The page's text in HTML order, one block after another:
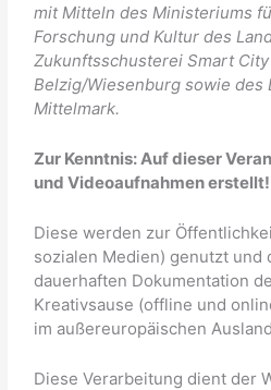
mit Mitteln des Ministeriums
Forschung und Kultur des
Zukunftsschusterei Smart
Belzig/Wiesenburg sowie des
Mittelmark.
Zur Kenntnis: Auf dieser
undVideoaufnahmenerstellt!
Diese werden zur
sozialen Medien) genutzt und
dauerhaften Dokumentation
Kreativsause (offline und
im außereuropäischen
Diese Verarbeitung dient der